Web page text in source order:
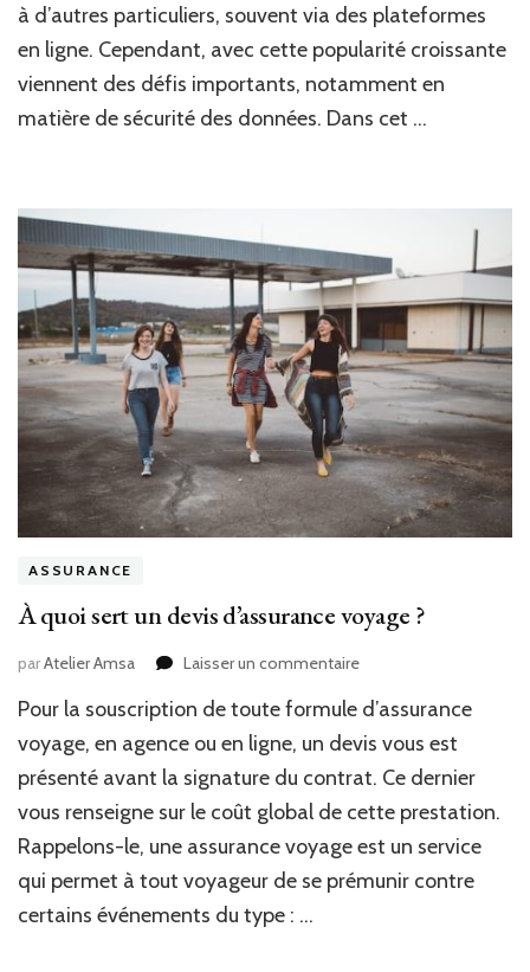
Sécurité
des
Données
à d’autres particuliers, souvent via des plateformes
en ligne. Cependant, avec cette popularité croissante
viennent des défis importants, notamment en
matière de sécurité des données. Dans cet …
ASSURANCE
À quoi sert un devis d’assurance voyage ?
parAtelier Amsa Laisser un commentairesur
quoi
sert
devis
d’assurance
voyage
Pour la souscription de toute formule d’assurance
voyage, en agence ou en ligne, un devis vous est
présenté avant la signature du contrat. Ce dernier
vous renseigne sur le coût global de cette prestation.
Rappelons-le, une assurance voyage est un service
qui permet à tout voyageur de se prémunir contre
certains événements du type : …